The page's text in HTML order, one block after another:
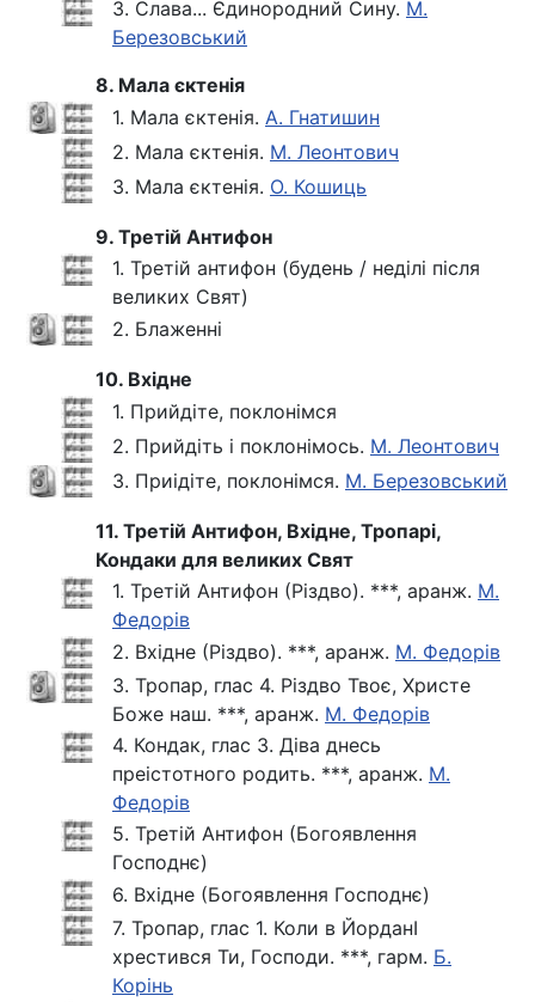
3. Слава... Єдинородний Сину. М.
Березовський
8. Мала єктенія
1. Мала єктенія. А. Гнатишин
2. Мала єктенія. М. Леонтович
3. Мала єктенія. О. Кошиць
9. Третій Антифон
1. Третій антифон (будень / неділі після
великих Свят)
2. Блаженні
10. Вхідне
1. Прийдіте, поклонімся
2. Прийдіть і поклонімось. М. Леонтович
3. Приідіте, поклонімся. М. Березовський
11. Третій Антифон, Вхідне, Тропарі,
Кондаки для великих Свят
1. Третій Антифон (Різдво). ***, аранж. М.
Федорів
2. Вхідне (Різдво). ***, аранж. М. Федорів
3. Тропар, глас 4. Різдво Твоє, Христе
Боже наш. ***, аранж. М. Федорів
4. Кондак, глас 3. Діва днесь
преістотного родить. ***, аранж. М.
Федорів
5. Третій Антифон (Богоявлення
Господнє)
6. Вхідне (Богоявлення Господнє)
7. Тропар, глас 1. Коли в ЙорданІ
хрестився Ти, Господи. ***, гарм. Б.
Корінь